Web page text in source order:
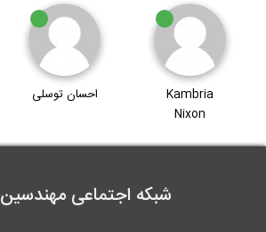
Kambria
Nixon
احسان توسلی
شبکه اجتماعی مهندسین 808